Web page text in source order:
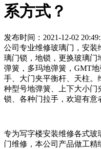
系方式？
发布时间：2021-12-02
公司专业维修玻璃门，安装
璃门锁，地锁，更换玻璃
弹簧，多玛地弹簧，GMT
手、大门夹平衡杆、天柱。
种型号地弹簧、上下大小门
锁、各种门拉手，欢迎有意
专为写字楼安装维修各式
门维修，本公司产品做工精